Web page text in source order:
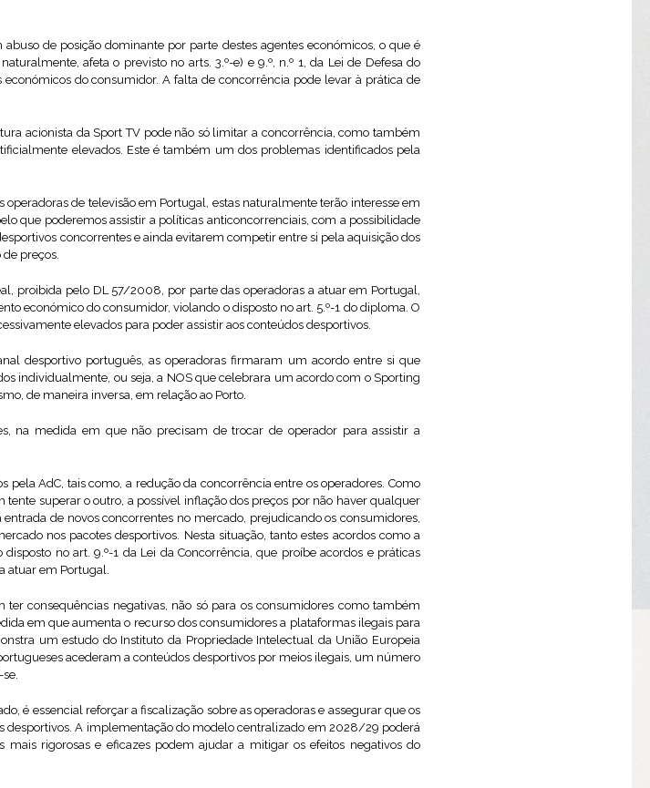
de posição dominante por parte destes agentes económicos, o que é
afeta o previsto no arts. 3.º-e) e 9.º, n.º 1, da Lei de Defesa do
do consumidor. A falta de concorrência pode levar à prática de
acionista da Sport TV pode não só limitar a concorrência, como também
elevados. Este é também um dos problemas identificados pela
de televisão em Portugal, estas naturalmente terão interesse em
que poderemos assistir a políticas anticoncorrenciais, com a possibilidade
concorrentes e ainda evitarem competir entre si pela aquisição dos
preços.
proibida pelo DL 57/2008, por parte das operadoras a atuar em Portugal,
económico do consumidor, violando o disposto no art. 5.º-1 do diploma. O
elevados para poder assistir aos conteúdos desportivos.
desportivo português, as operadoras firmaram um acordo entre si que
individualmente, ou seja, a NOS que celebrara um acordo com o Sporting
de maneira inversa, em relação ao Porto.
na medida em que não precisam de trocar de operador para assistir a
AdC, tais como, a redução da concorrência entre os operadores. Como
superar o outro, a possível inflação dos preços por não haver qualquer
de novos concorrentes no mercado, prejudicando os consumidores,
nos pacotes desportivos. Nesta situação, tanto estes acordos como a
no art. 9.º-1 da Lei da Concorrência, que proíbe acordos e práticas
atuar em Portugal.
consequências negativas, não só para os consumidores como também
em que aumenta o recurso dos consumidores a plataformas ilegais para
um estudo do Instituto da Propriedade Intelectual da União Europeia
acederam a conteúdos desportivos por meios ilegais, um número
é essencial reforçar a fiscalização sobre as operadoras e assegurar que os
desportivos. A implementação do modelo centralizado em 2028/29 poderá
rigorosas e eficazes podem ajudar a mitigar os efeitos negativos do